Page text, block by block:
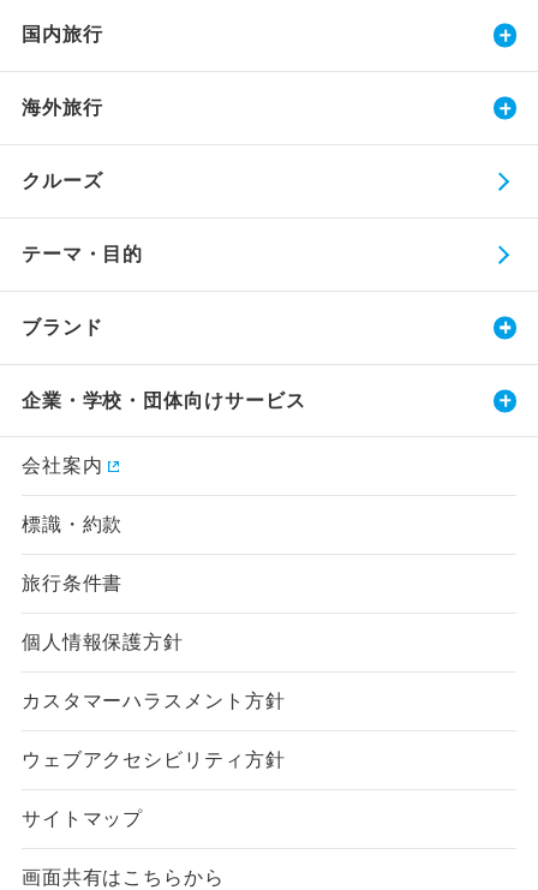
国内旅行
海外旅行
クルーズ
テーマ・目的
ブランド
企業・学校・団体向けサービス
会社案内
標識・約款
旅行条件書
個人情報保護方針
カスタマーハラスメント方針
ウェブアクセシビリティ方針
サイトマップ
画面共有はこちらから